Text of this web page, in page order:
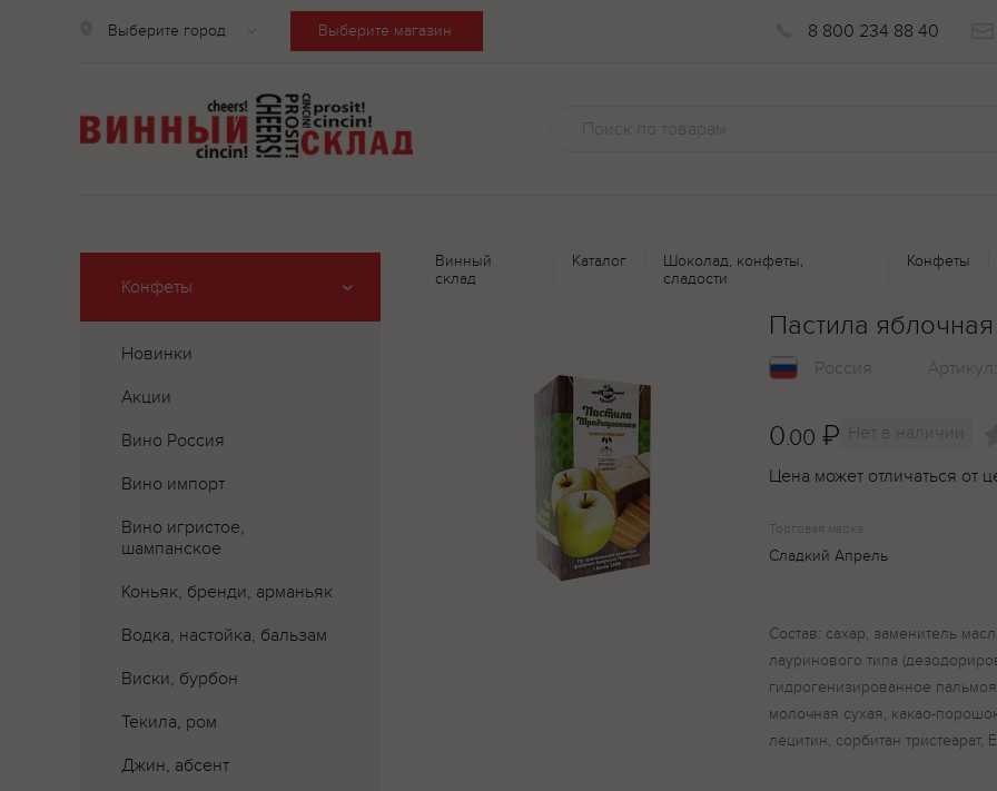
Выберите город Выберите магазин 8 800 234 88 40
Конфеты
Новинки
Акции
Вино Россия
Вино импорт
Вино игристое,
шампанское
Коньяк, бренди, арманьяк
Водка, настойка, бальзам
Виски, бурбон
Текила, ром
Джин, абсент
Винный
склад
Каталог
Шоколад, конфеты,
сладости
Конфеты
Пастила
Россия Артикул:
0.00 ₽ Нет в наличии
Цена может отличаться от
Торговая марка
Сладкий Апрель
Состав: сахар, заменитель
лауринового типа
гидрогенизированное
молочная сухая, какао-
лецитин, сорбитан тристеарат,